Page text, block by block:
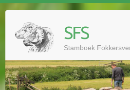
inhoud
SFS
Stamboek